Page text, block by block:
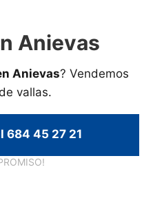
Anievas
Anievas? Vendemos
vallas.
684 45 27 21